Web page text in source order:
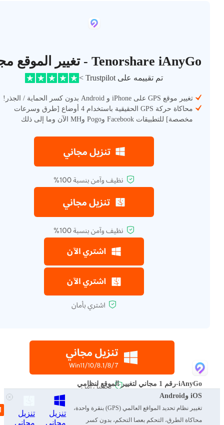
Tenorshare iAnyGo - تغيير الموقع مجانًا
تم تقييمه على Trustpilot >
تغيير موقع GPS على iPhone و Android بدون كسر الحماية / الجذر!
محاكاة حركة GPS الحقيقية باستخدام 4 أوضاع [طرق وسرعات
مخصصة] للتطبيقات Facebook وPogo وMH الآن وما إلى ذلك
iAnyGo-رقم 1 مجاني لتغيير الموقع لنظامي
iOS وAndroid
تغيير نظام تحديد المواقع العالمي (GPS) بنقرة واحدة،
محاكاة الطرق، التحكم بعصا التحكم، بدون كسر
تنزيل
مجاني
تنزيل
مجاني